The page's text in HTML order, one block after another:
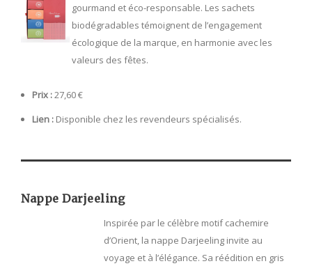
gourmand et éco-responsable. Les sachets
biodégradables témoignent de l’engagement
écologique de la marque, en harmonie avec les
valeurs des fêtes.
Prix :27,60 €
Lien : Disponible chez les revendeurs spécialisés.
Nappe Darjeeling
Inspirée par le célèbre motif cachemire
d’Orient, la nappe Darjeeling invite au
voyage et à l’élégance. Sa réédition en gris